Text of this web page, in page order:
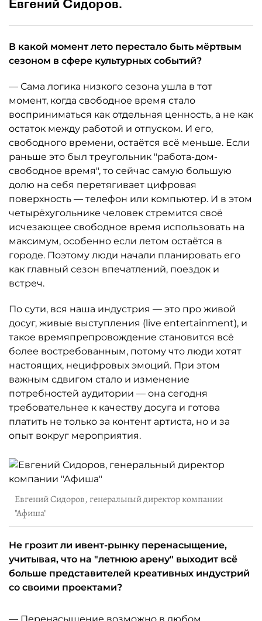
Евгений Сидоров.
В какой момент лето перестало быть мёртвым
сезоном в сфере культурных событий?
— Сама логика низкого сезона ушла в тот
момент, когда свободное время стало
восприниматься как отдельная ценность, а не как
остаток между работой и отпуском. И его,
свободного времени, остаётся всё меньше. Если
раньше это был треугольник "работа-дом-
свободное время", то сейчас самую большую
долю на себя перетягивает цифровая
поверхность — телефон или компьютер. И в этом
четырёхугольнике человек стремится своё
исчезающее свободное время использовать на
максимум, особенно если летом остаётся в
городе. Поэтому люди начали планировать его
как главный сезон впечатлений, поездок и
встреч.
По сути, вся наша индустрия — это про живой
досуг, живые выступления (live entertainment), и
такое времяпрепровождение становится всё
более востребованным, потому что люди хотят
настоящих, нецифровых эмоций. При этом
важным сдвигом стало и изменение
потребностей аудитории — она сегодня
требовательнее к качеству досуга и готова
платить не только за контент артиста, но и за
опыт вокруг мероприятия.
Евгений Сидоров, генеральный директор компании
"Афиша"
Не грозит ли ивент-рынку перенасыщение,
учитывая, что на "летнюю арену" выходит всё
больше представителей креативных индустрий
со своими проектами?